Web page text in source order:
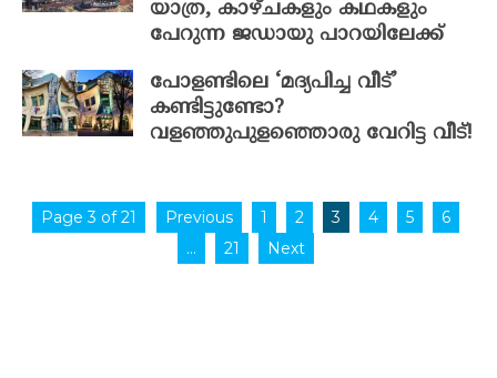
യാത്ര, കാഴ്ചകളും കഥകളും
പേറുന്ന ജഡായു പാറയിലേക്ക്
പോളണ്ടിലെ ‘മദ്യപിച്ച വീട്’
കണ്ടിട്ടുണ്ടോ?
വളഞ്ഞുപുളഞ്ഞൊരു വേറിട്ട വീട്!
Page 3 of 21 Previous 1 2 3 4 5
6
…
21 Next